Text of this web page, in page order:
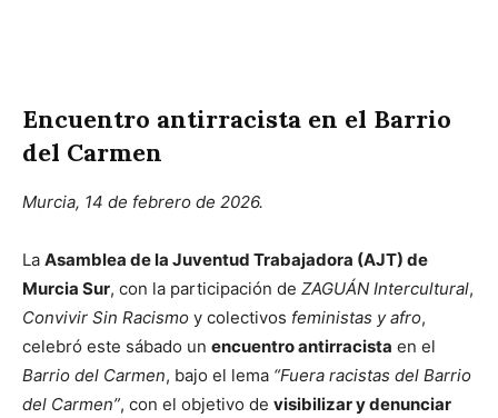
Encuentro antirracista en el Barrio
del Carmen
Murcia, 14 de febrero de 2026.
La Asamblea de la Juventud Trabajadora (AJT) de
Murcia Sur, con la participación de ZAGUÁN Intercultural,
Convivir Sin Racismo y colectivos feministas y afro,
celebró este sábado un encuentro antirracista en el
Barrio del Carmen, bajo el lema “Fuera racistas del Barrio
del Carmen”, con el objetivo de visibilizar y denunciar